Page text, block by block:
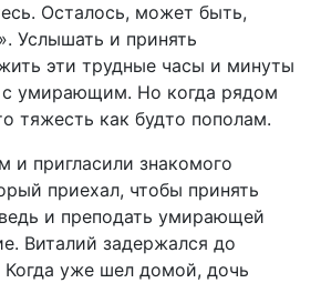
Осталось, может быть,
Услышать и принять
эти трудные часы и минуты
умирающим. Но когда рядом
тяжесть как будто пополам.
и пригласили знакомого
приехал, чтобы принять
и преподать умирающей
Виталий задержался до
Когда уже шел домой, дочь